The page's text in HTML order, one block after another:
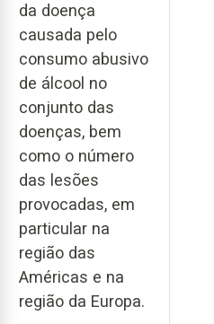
da doença
causada pelo
consumo abusivo
de álcool no
conjunto das
doenças, bem
como o número
das lesões
provocadas, em
particular na
região das
Américas e na
região da Europa.